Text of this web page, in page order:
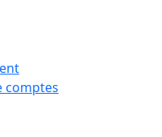
comptes